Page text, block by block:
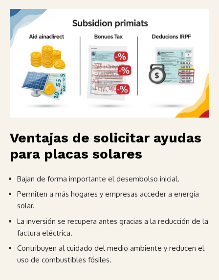
Ventajas de solicitar ayudas
para placas solares
Bajan de forma importante el desembolso inicial.
Permiten a más hogares y empresas acceder a energía
solar.
La inversión se recupera antes gracias a la reducción de la
factura eléctrica.
Contribuyen al cuidado del medio ambiente y reducen el
uso de combustibles fósiles.